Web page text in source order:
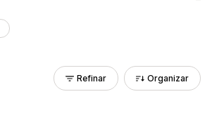
Refinar Organizar